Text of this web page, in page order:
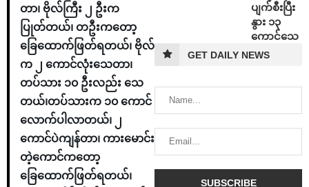
တာ၊ ဗိုလ်ကြီး ၂ ဦးက
ပြုတ်‌တယ်၊ တဦးကတော့
ခြေထောက်ဖြတ်ရတယ်၊ ဗိုလ်
က ၂ ကောင်လုံးသေတာ၊
တပ်သား ၁၀ ဦးလည်း သေ
တယ်၊တပ်သားက ၁၀ ကောင်
လောက်ပါလာတယ်၊ ၂
ကောင်ပဲကျန်တာ၊ ကားမောင်း
တဲ့ကောင်ကတော့
ခြေထောက်ဖြတ်ရတယ်၊
ပျက်စီးပြီး
နွား ၁၃
ကောင်သေ
GET DAILY NEWS